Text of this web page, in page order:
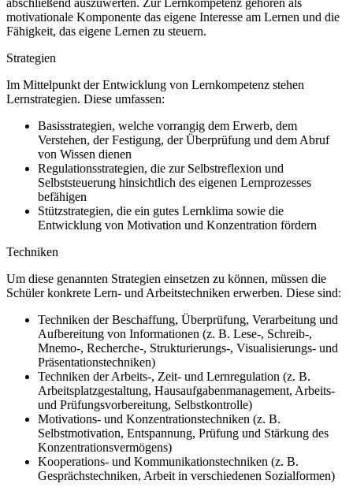
abschließend auszuwerten. Zur Lernkompetenz gehören als
motivationale Komponente das eigene Interesse am Lernen und die
Fähigkeit, das eigene Lernen zu steuern.
Strategien
Im Mittelpunkt der Entwicklung von Lernkompetenz stehen
Lernstrategien. Diese umfassen:
Basisstrategien, welche vorrangig dem Erwerb, dem
Verstehen, der Festigung, der Überprüfung und dem Abruf
von Wissen dienen
Regulationsstrategien, die zur Selbstreflexion und
Selbststeuerung hinsichtlich des eigenen Lernprozesses
befähigen
Stützstrategien, die ein gutes Lernklima sowie die
Entwicklung von Motivation und Konzentration fördern
Techniken
Um diese genannten Strategien einsetzen zu können, müssen die
Schüler konkrete Lern- und Arbeitstechniken erwerben. Diese sind:
Techniken der Beschaffung, Überprüfung, Verarbeitung und
Aufbereitung von Informationen (z. B. Lese-, Schreib-,
Mnemo-, Recherche-, Strukturierungs-, Visualisierungs- und
Präsentationstechniken)
Techniken der Arbeits-, Zeit- und Lernregulation (z. B.
Arbeitsplatzgestaltung, Hausaufgabenmanagement, Arbeits-
und Prüfungsvorbereitung, Selbstkontrolle)
Motivations- und Konzentrationstechniken (z. B.
Selbstmotivation, Entspannung, Prüfung und Stärkung des
Konzentrationsvermögens)
Kooperations- und Kommunikationstechniken (z. B.
Gesprächstechniken, Arbeit in verschiedenen Sozialformen)